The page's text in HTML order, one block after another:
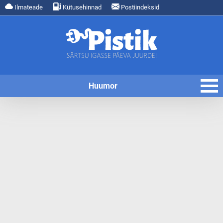
Ilmateade Kütusehinnad Postiindeksid
Huumor